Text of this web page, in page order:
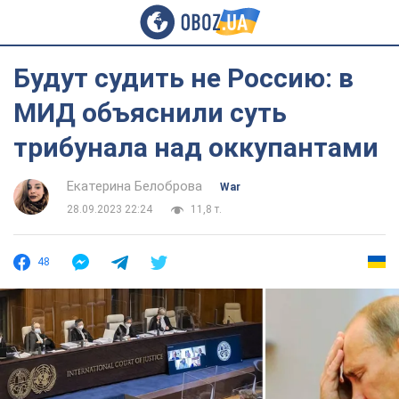
Будут судить не Россию: в
МИД объяснили суть
трибунала над оккупантами
Екатерина Белоброва
War
28.09.2023 22:24
11,8 т.
48